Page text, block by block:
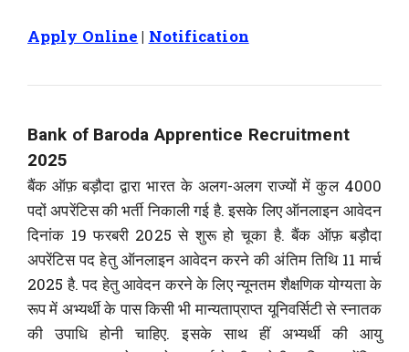
Apply Online | Notification
Bank of Baroda Apprentice Recruitment
2025
बैंक ऑफ़ बड़ौदा द्वारा भारत के अलग-अलग राज्यों में कुल 4000
पदों अपरेंटिस की भर्ती निकाली गई है. इसके लिए ऑनलाइन आवेदन
दिनांक 19 फरबरी 2025 से शुरू हो चूका है. बैंक ऑफ़ बड़ौदा
अपरेंटिस पद हेतु ऑनलाइन आवेदन करने की अंतिम तिथि 11 मार्च
2025 है. पद हेतु आवेदन करने के लिए न्यूनतम शैक्षणिक योग्यता के
रूप में अभ्यर्थी के पास किसी भी मान्यताप्राप्त यूनिवर्सिटी से स्नातक
की उपाधि होनी चाहिए. इसके साथ हीं अभ्यर्थी की आयु